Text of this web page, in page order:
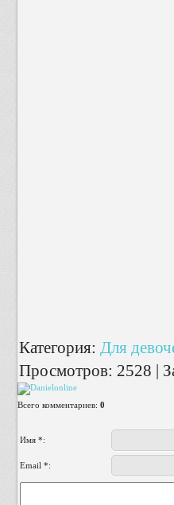
Категория: Для
Просмотров: 2528 |
Всего комментариев: 0
Имя *:
Email *: